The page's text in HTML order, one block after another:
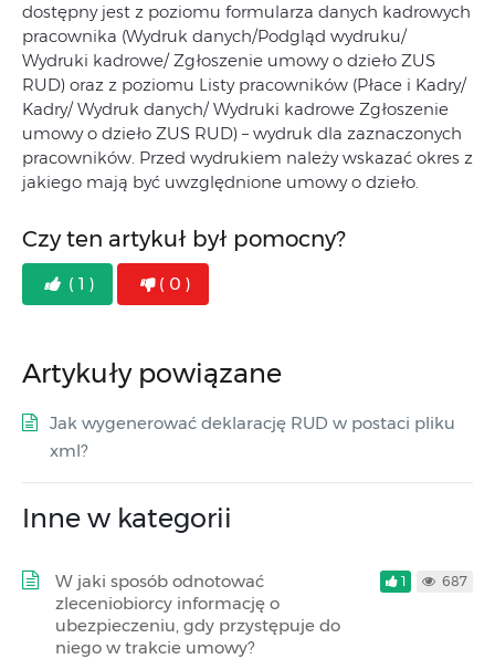
dostępny jest z poziomu formularza danych kadrowych
pracownika (Wydruk danych/Podgląd wydruku/
Wydruki kadrowe/ Zgłoszenie umowy o dzieło ZUS
RUD) oraz z poziomu Listy pracowników (Płace i Kadry/
Kadry/ Wydruk danych/ Wydruki kadrowe Zgłoszenie
umowy o dzieło ZUS RUD) – wydruk dla zaznaczonych
pracowników. Przed wydrukiem należy wskazać okres z
jakiego mają być uwzględnione umowy o dzieło.
Czy ten artykuł był pomocny?
( 1 ) ( 0 )
Artykuły powiązane
Jak wygenerować deklarację RUD w postaci pliku
xml?
Inne w kategorii
W jaki sposób odnotować
zleceniobiorcy informację o
ubezpieczeniu, gdy przystępuje do
niego w trakcie umowy?
1 687